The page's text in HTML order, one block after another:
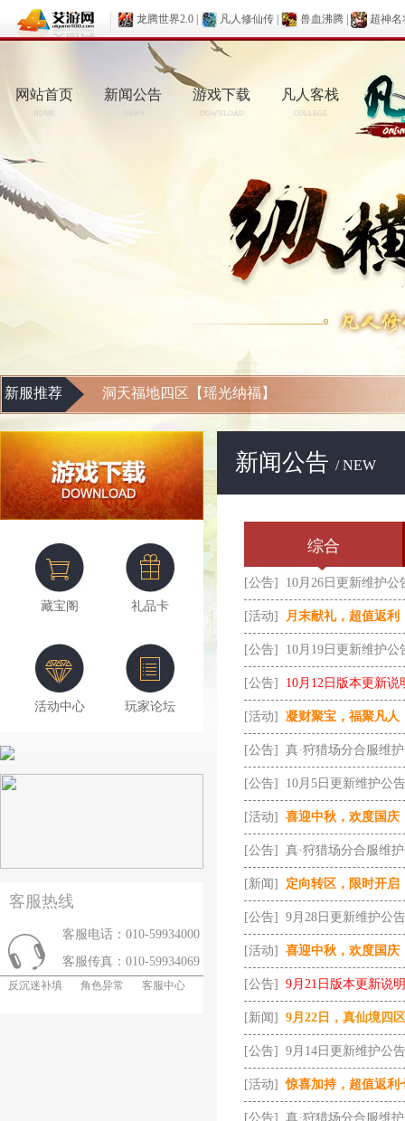
龙腾世界2.0 凡人修仙传 兽血沸腾 超神名
网站首页
HOME
新闻公告
NEWS
游戏下载
DOWNLOAD
凡人客栈
COLLEGE
新服推荐 洞天福地四区【瑶光纳福】
藏宝阁 礼品卡
活动中心 玩家论坛
客服热线
客服电话：010-59934000
客服传真：010-59934069
反沉迷补填 角色异常 客服中心
新闻公告 / NEW
综合
[公告] 10月26日更新维护公
[活动] 月末献礼，超值返利
[公告] 10月19日更新维护公
[公告] 10月12日版本更新说
[活动] 凝财聚宝，福聚凡人
[公告] 真·狩猎场分合服维
[公告] 10月5日更新维护公告
[活动] 喜迎中秋，欢度国庆
[公告] 真·狩猎场分合服维
[新闻] 定向转区，限时开启
[公告] 9月28日更新维护公告
[活动] 喜迎中秋，欢度国庆
[公告] 9月21日版本更新说明
[新闻] 9月22日，真仙境四
[公告] 9月14日更新维护公告
[活动]惊喜加持，超值返利
[公告] 真·狩猎场分合服维